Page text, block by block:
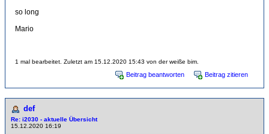
so long
Mario
1 mal bearbeitet. Zuletzt am 15.12.2020 15:43 von der weiße bim.
Beitrag beantworten Beitrag zitieren
def
Re: i2030 - aktuelle Übersicht
15.12.2020 16:19